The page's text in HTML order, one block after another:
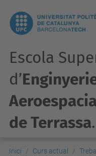
Escola
d’
de Terrassa
Inici Curs actual